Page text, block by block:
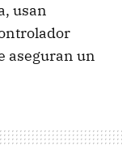
usan
aseguran un